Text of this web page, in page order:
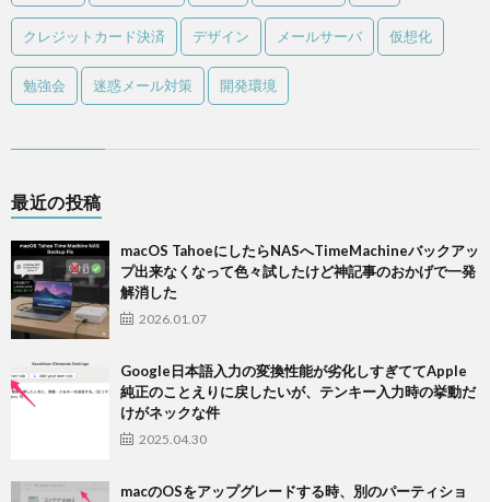
クレジットカード決済 デザイン メールサーバ 仮想化
勉強会 迷惑メール対策 開発環境
最近の投稿
macOS TahoeにしたらNASへTimeMachineバックアッ
プ出来なくなって色々試したけど神記事のおかげで一発
解消した
2026.01.07
Google日本語入力の変換性能が劣化しすぎててApple
純正のことえりに戻したいが、テンキー入力時の挙動だ
けがネックな件
2025.04.30
macのOSをアップグレードする時、別のパーティショ